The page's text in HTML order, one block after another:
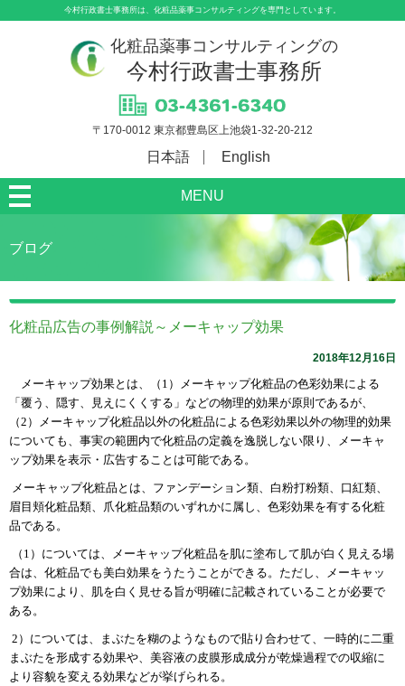
日本語 English
今村行政書士事務所は、化粧品薬事コンサルティングを専門としています。
化粧品薬事コンサルティングの
今村行政書士事務所
〒170-0012 東京都豊島区上池袋1-32-20-212
ブログ
化粧品広告の事例解説～メーキャップ効果
2018年12月16日
メーキャップ効果とは、（ 1 ）メーキャップ化粧品の色彩効果による
「覆う、隠す、見えにくくする」などの物理的効果が原則であるが、
（2 ）メーキャップ化粧品以外の化粧品による色彩効果以外の物理的効果
についても、事実の範囲内で化粧品の定義を逸脱しない限り、メーキャ
ップ効果を表示・広告することは可能である。
メーキャップ化粧品とは、ファンデーション類、白粉打粉類、口紅類、
眉目頬化粧品類、爪化粧品類のいずれかに属し、色彩効果を有する化粧
品である。
（ 1 ）については、メーキャップ化粧品を肌に塗布して肌が白く見え る場
合は、化粧品でも美白効果をうたうことができる。ただし、メーキャッ
プ効果により、肌を白く見せる旨が明確に記載されていること が必要で
ある。
2 ）については、まぶたを糊のようなもので貼り合わせて、一時的に二重
まぶたを形成する効果や、美容液の皮膜形成成分が乾燥過程での収縮に
より容貌を変える効果などが挙げられる。
MENU